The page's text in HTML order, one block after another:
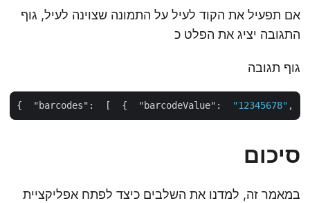
אם תפעיל את הקוד לעיל על התמונה שצוינה לעיל, גוף
התגובה יציג את הפלט כ
גוף תגובה
{ "barcodes" :  [  { "barcodeValue" : "12345678"
סיכום
במאמר זה, למדנו את השלבים כיצד לפתח אפליקציית